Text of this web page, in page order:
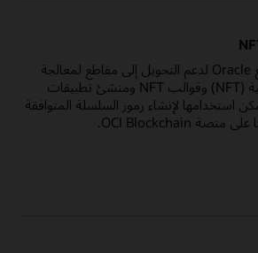
تعرّف على كيفية توسيع Oracle لدعم التحويل إلى مقاطع لمعالجة
الرموز المميزة غير المرئية (NFT) وقوالب NFT ومنشئ تطبيقات
استخدامها لإنشاء رموز السلسلة المتوافقة